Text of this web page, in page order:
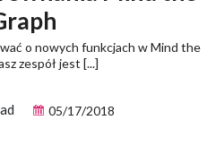
o nowych funkcjach w Mind the
zespół jest [...]
05/17/2018